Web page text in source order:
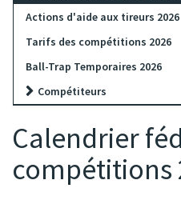
Actions d'aide aux tireurs 2026
Tarifs des compétitions 2026
Ball-Trap Temporaires 2026
Compétiteurs
Calendrier
compétitions